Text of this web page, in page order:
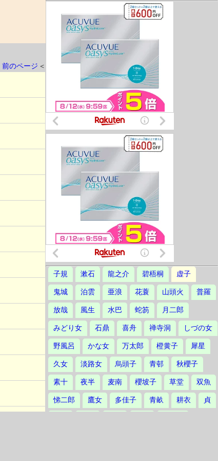
前のページ ＜
子規 漱石 龍之介 碧梧桐 虚子
鬼城 泊雲 亜浪 花蓑 山頭火 普羅
放哉 風生 水巴 蛇笏 月二郎
みどり女 石鼎 喜舟 禅寺洞 しづの女
野風呂 かな女 万太郎 橙黄子 犀星
久女 淡路女 烏頭子 青邨 秋櫻子
素十 夜半 麦南 櫻坡子 草堂 双魚
悌二郎 鷹女 多佳子 青畝 耕衣 貞